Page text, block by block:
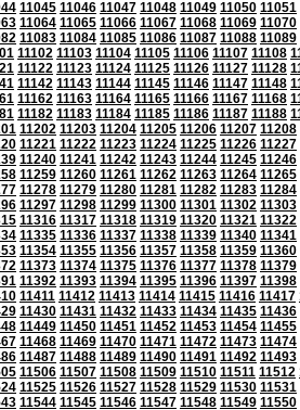
11045 11046 11047 11048 11049 11050 11051
11064 11065 11066 11067 11068 11069 11070
11083 11084 11085 11086 11087 11088 11089
11102 11103 11104 11105 11106 11107 11108
11122 11123 11124 11125 11126 11127 11128
11142 11143 11144 11145 11146 11147 11148
11162 11163 11164 11165 11166 11167 11168
11182 11183 11184 11185 11186 11187 11188
11202 11203 11204 11205 11206 11207 11208
11221 11222 11223 11224 11225 11226 11227
11240 11241 11242 11243 11244 11245 11246
11259 11260 11261 11262 11263 11264 11265
11278 11279 11280 11281 11282 11283 11284
11297 11298 11299 11300 11301 11302 11303
11316 11317 11318 11319 11320 11321 11322
11335 11336 11337 11338 11339 11340 11341
11354 11355 11356 11357 11358 11359 11360
11373 11374 11375 11376 11377 11378 11379
11392 11393 11394 11395 11396 11397 11398
11411 11412 11413 11414 11415 11416 11417
11430 11431 11432 11433 11434 11435 11436
11449 11450 11451 11452 11453 11454 11455
11468 11469 11470 11471 11472 11473 11474
11487 11488 11489 11490 11491 11492 11493
11506 11507 11508 11509 11510 11511 11512
11525 11526 11527 11528 11529 11530 11531
11544 11545 11546 11547 11548 11549 11550